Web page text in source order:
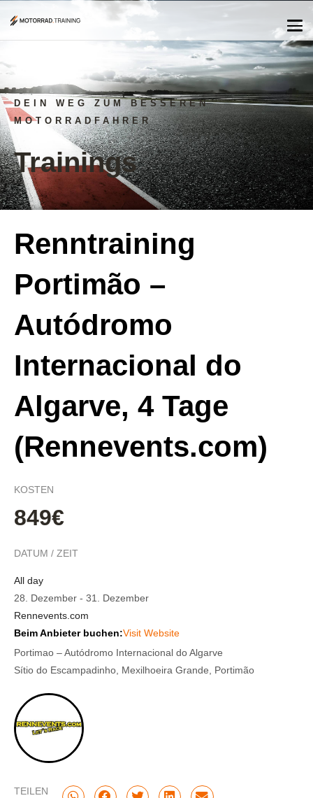
DEIN WEG ZUM BESSEREN
MOTORRADFAHRER
Trainings
Renntraining
Portimão –
Autódromo
Internacional do
Algarve, 4 Tage
(Rennevents.com)
KOSTEN
849€
DATUM / ZEIT
All day
28. Dezember - 31. Dezember
Rennevents.com
Beim Anbieter buchen:Visit Website
Portimao – Autódromo Internacional do Algarve
Sítio do Escampadinho, Mexilhoeira Grande, Portimão
TEILEN